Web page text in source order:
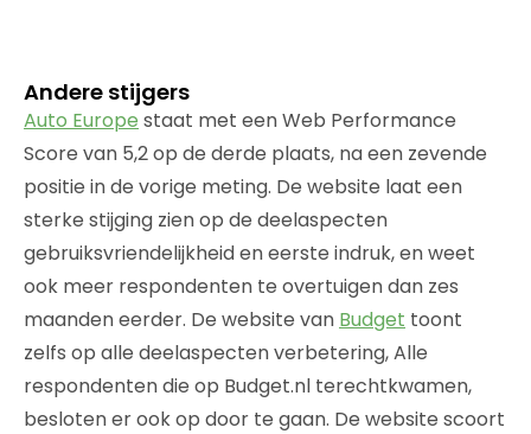
Andere stijgers
Auto Europe staat met een Web Performance
Score van 5,2 op de derde plaats, na een zevende
positie in de vorige meting. De website laat een
sterke stijging zien op de deelaspecten
gebruiksvriendelijkheid en eerste indruk, en weet
ook meer respondenten te overtuigen dan zes
maanden eerder. De website van Budget toont
zelfs op alle deelaspecten verbetering, Alle
respondenten die op Budget.nl terechtkwamen,
besloten er ook op door te gaan. De website scoort